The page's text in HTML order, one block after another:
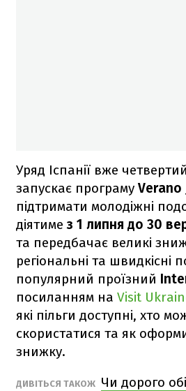
Уряд Іспанії вже
запускає програму Verano
підтримати молодіжні
діятимез 1 липня до 30
та передбачає великі
регіональні та швидкісні
популярний проїзний
посиланням на Visit
які пільги доступні, хто
скористатися та як
знижку.
ДИВІТЬСЯ ТАКОЖ Чи дорого